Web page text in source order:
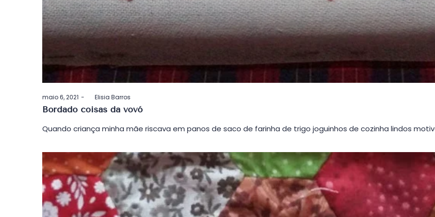
Postado
em
maio 6, 2021 byElisia Barros
Bordado coisas da vovó
Quando criança minha mãe riscava em panos de saco de farinha de trigo joguinhos de cozinha lindos